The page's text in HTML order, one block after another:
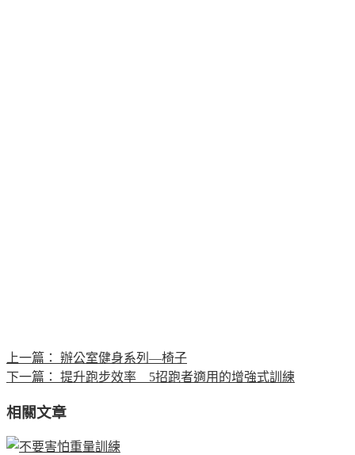
上一篇：
辦公室健身系列—椅子
下一篇：
提升跑步效率 5招跑者適用的增強式訓練
相關文章